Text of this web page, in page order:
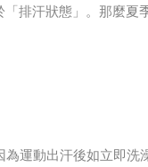
，建議小口小口慢慢
排汗狀態」。那麼夏
。
運動出汗後如立即